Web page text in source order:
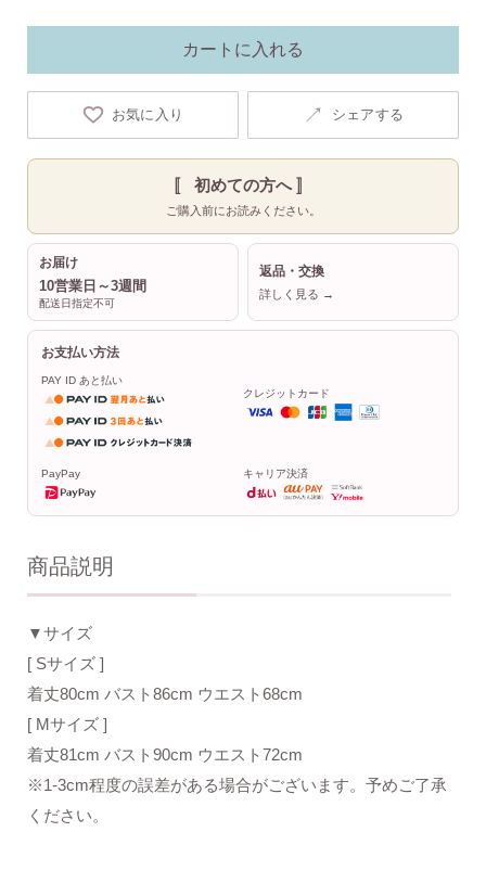
カートに入れる
お気に入り ↗ シェアする
〚 初めての方へ 〛
ご購入前にお読みください。
お届け
10営業日～3週間
配送日指定不可
返品・交換
詳しく見る →
お支払い方法
PAY ID あと払い
クレジットカード
PayPay キャリア決済
商品説明
▼サイズ
[ Sサイズ ]
着丈80cm バスト86cm ウエスト68cm
[ Mサイズ ]
着丈81cm バスト90cm ウエスト72cm
※1-3cm程度の誤差がある場合がございます。予めご了承
ください。